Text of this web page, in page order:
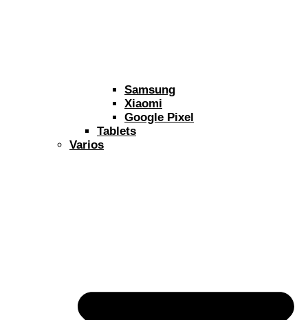
Samsung
Xiaomi
Google Pixel
Tablets
Varios